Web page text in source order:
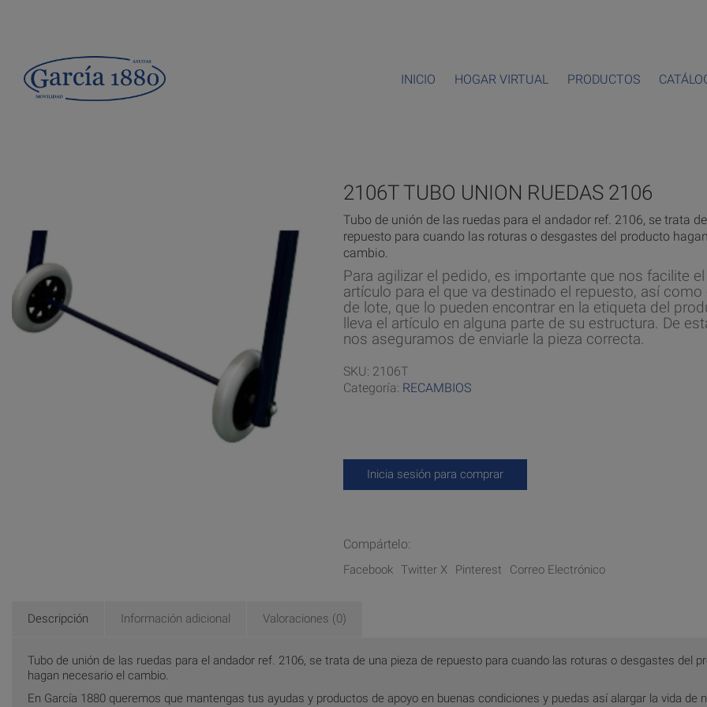
INICIO HOGAR VIRTUAL PRODUCTOS
2106T TUBO UNION RUEDAS 2106
Tubo de unión de las ruedas para el andador ref. 2106, se trata
repuesto para cuando las roturas o desgastes del producto
cambio.
Para agilizar el pedido, es importante que nos facilite
artículo para el que va destinado el repuesto, así como
de lote, que lo pueden encontrar en la etiqueta del
lleva el artículo en alguna parte de su estructura. De
nos aseguramos de enviarle la pieza correcta.
SKU: 2106T
Categoría: RECAMBIOS
Inicia sesión para comprar
Compártelo:
Facebook Twitter X Pinterest Correo Electrónico
Descripción Información adicional Valoraciones (0)
Tubo de unión de las ruedas para el andador ref. 2106, se trata de una pieza de repuesto para cuando las roturas o desgastes del
hagan necesario el cambio.
En García 1880 queremos que mantengas tus ayudas y productos de apoyo en buenas condiciones y puedas así alargar la vida de